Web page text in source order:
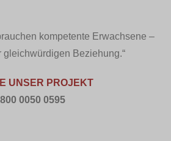
kompetente Erwachsene –
gleichwürdigen Beziehung.“
UNSER PROJEKT
0050 0595